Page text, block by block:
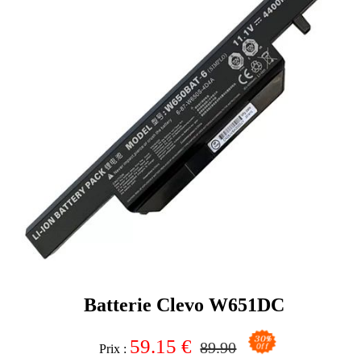
Batterie Clevo W651DC
Prix : 59.15€ 89.90